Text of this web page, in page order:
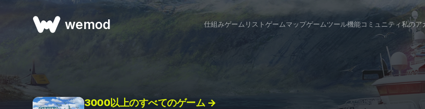
wemod 仕組みゲームリストゲームマップゲームツール機能コミュニティ私のア
3000以上のすべてのゲーム →